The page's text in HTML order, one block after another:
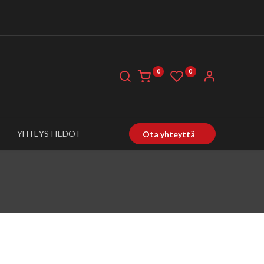
0 0
YHTEYSTIEDOT Ota yhteyttä